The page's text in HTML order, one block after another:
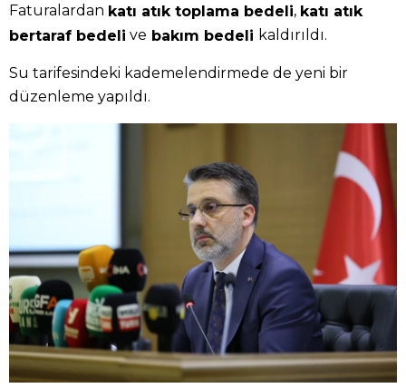
Faturalardan katı atık toplama bedeli, katı atık
bertaraf bedeli ve bakım bedeli kaldırıldı.
Su tarifesindeki kademelendirmede de yeni bir
düzenleme yapıldı.